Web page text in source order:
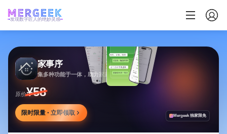
发现数字匠人的绝妙灵感
家事序
集多种功能于一体，助力家庭生活有序协作
原价¥58
限时限量 · 立即领取 Mergeek 独家限免